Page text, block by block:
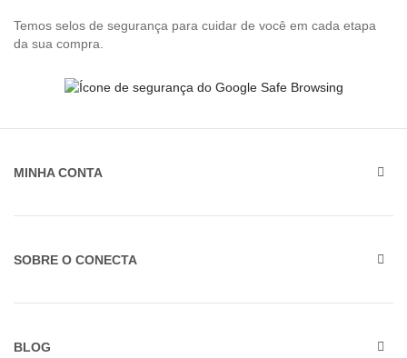
Temos selos de segurança para cuidar de você em cada etapa
da sua compra.
MINHA CONTA
SOBRE O CONECTA
BLOG